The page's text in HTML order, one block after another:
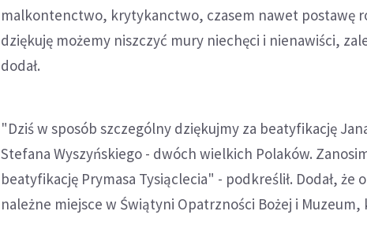
malkontenctwo, krytykanctwo, czasem nawet postawę
dziękuję możemy niszczyć mury niechęci i nienawiści,
dodał.
"Dziś w sposób szczególny dziękujmy za beatyfikację
Stefana Wyszyńskiego - dwóch wielkich Polaków.
beatyfikację Prymasa Tysiąclecia" - podkreślił. Dodał, że
należne miejsce w Świątyni Opatrzności Bożej i